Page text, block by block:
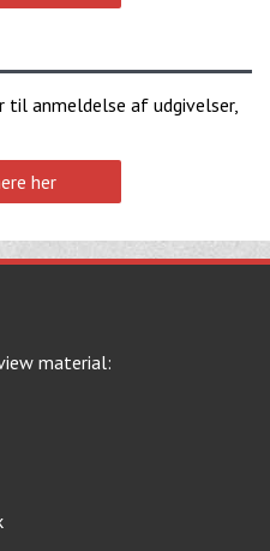
til anmeldelse af udgivelser,
her
material: